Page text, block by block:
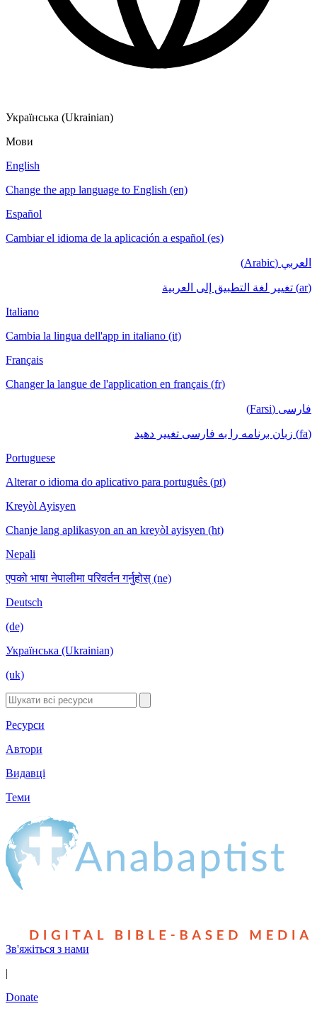
Українська (Ukrainian)
Мови
English
Change the app language to English (en)
Español
Cambiar el idioma de la aplicación a español (es)
العربي (Arabic)
(ar) تغيير لغة التطبيق إلى العربية
Italiano
Cambia la lingua dell'app in italiano (it)
Français
Changer la langue de l'application en français (fr)
فارسی (Farsi)
(fa) زبان برنامه را به فارسی تغییر دهید
Portuguese
Alterar o idioma do aplicativo para português (pt)
Kreyòl Ayisyen
Chanje lang aplikasyon an an kreyòl ayisyen (ht)
Nepali
एपको भाषा नेपालीमा परिवर्तन गर्नुहोस् (ne)
Deutsch
(de)
Українська (Ukrainian)
(uk)
Ресурси
Автори
Видавці
Теми
Зв'яжіться з нами
|
Donate